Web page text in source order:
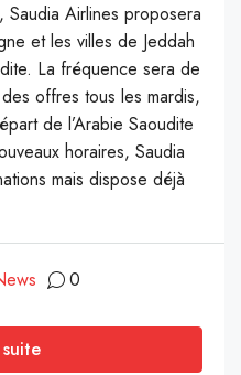
Airlines proposera
et les villes de Jeddah
La fréquence sera de
offres tous les mardis,
de l’Arabie Saoudite
horaires, Saudia
mais dispose déjà
0